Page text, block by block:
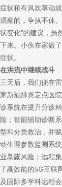
状稍有风吹草动
察的，争执不休
变化”的建议，虽
来。小伙在家做
状。
洪流中继续战斗
后，我们便在雷
新冠肺炎定点医
系统在提升分诊
；智能辅助诊断
和分类救治，并
生理参数监测系
暴露风险；远程
高效能的5G互联
国际多学科远程